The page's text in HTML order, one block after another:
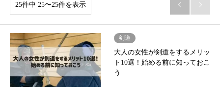
25件中 25〜25件を表示  
剣道
大人の女性が剣道をするメリッ
ト10選！始める前に知っておこ
う